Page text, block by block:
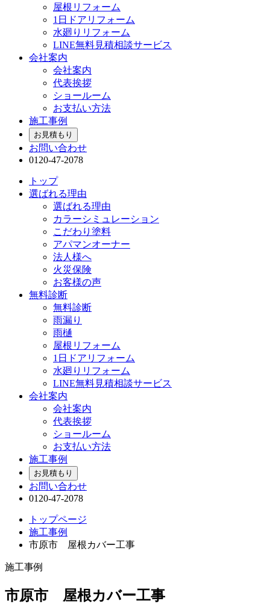
屋根リフォーム
1日ドアリフォーム
水廻りリフォーム
LINE無料見積相談サービス
会社案内
会社案内
代表挨拶
ショールーム
お支払い方法
施工事例
お見積もり
お問い合わせ
0120-47-2078
トップ
選ばれる理由
選ばれる理由
カラーシミュレーション
こだわり塗料
アパマンオーナー
法人様へ
火災保険
お客様の声
無料診断
無料診断
雨漏り
雨樋
屋根リフォーム
1日ドアリフォーム
水廻りリフォーム
LINE無料見積相談サービス
会社案内
会社案内
代表挨拶
ショールーム
お支払い方法
施工事例
お見積もり
お問い合わせ
0120-47-2078
トップページ
施工事例
市原市 屋根カバー工事
施工事例
市原市 屋根カバー工事